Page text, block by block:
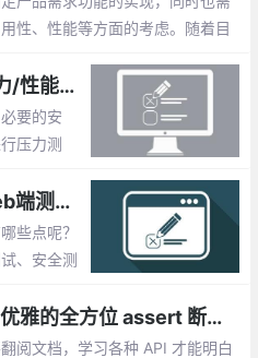
性、性能等方面的考虑。随着目
网站的质量水平。
常用的web网站负载/压力/性能测试工具
要的安
压力测
大负荷地
、L
web测试要点、方法_web端测试大全总结
些点呢？
、安全测
power assert_更智能、优雅的全方位 assert 断言库
阅文档，学习各种 API 才能明白